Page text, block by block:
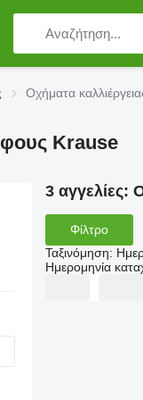
Οχήματα
Krause
3 αγγελίες:
Φίλτρο
Ταξινόμηση:
Ημερομηνία